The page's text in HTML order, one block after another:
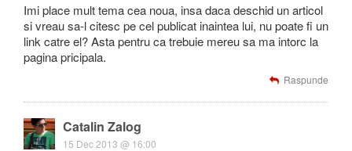
Imi place mult tema cea noua, insa daca deschid un articol
si vreau sa-l citesc pe cel publicat inaintea lui, nu poate fi un
link catre el? Asta pentru ca trebuie mereu sa ma intorc la
pagina pricipala.
Raspunde
Catalin Zalog
15 Dec 2013 @ 16:00